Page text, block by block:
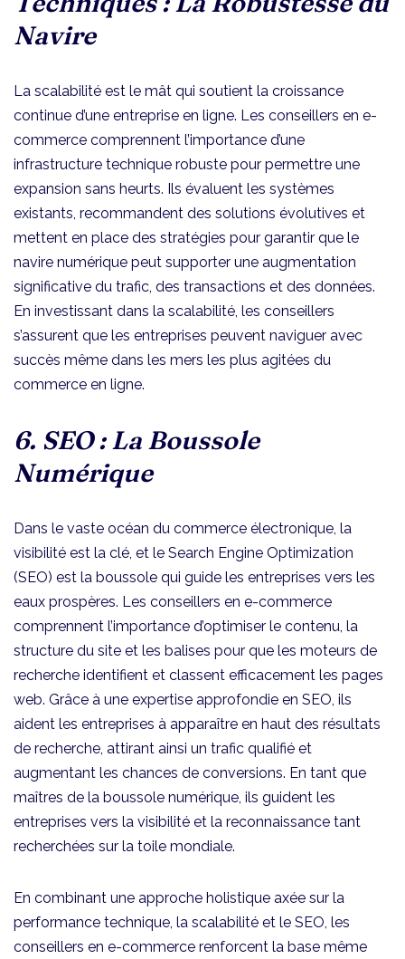
Navire
La scalabilité est le mât qui soutient la croissance
continue d’une entreprise en ligne. Les conseillers en e-
commerce comprennent l’importance d’une
infrastructure technique robuste pour permettre une
expansion sans heurts. Ils évaluent les systèmes
existants, recommandent des solutions évolutives et
mettent en place des stratégies pour garantir que le
navire numérique peut supporter une augmentation
significative du trafic, des transactions et des données.
En investissant dans la scalabilité, les conseillers
s’assurent que les entreprises peuvent naviguer avec
succès même dans les mers les plus agitées du
commerce en ligne.
6. SEO : La Boussole
Numérique
Dans le vaste océan du commerce électronique, la
visibilité est la clé, et le Search Engine Optimization
(SEO) est la boussole qui guide les entreprises vers les
eaux prospères. Les conseillers en e-commerce
comprennent l’importance d’optimiser le contenu, la
structure du site et les balises pour que les moteurs de
recherche identifient et classent efficacement les pages
web. Grâce à une expertise approfondie en SEO, ils
aident les entreprises à apparaître en haut des résultats
de recherche, attirant ainsi un trafic qualifié et
augmentant les chances de conversions. En tant que
maîtres de la boussole numérique, ils guident les
entreprises vers la visibilité et la reconnaissance tant
recherchées sur la toile mondiale.
En combinant une approche holistique axée sur la
performance technique, la scalabilité et le SEO, les
conseillers en e-commerce renforcent la base même